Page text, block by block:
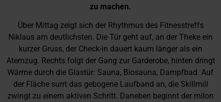
zu machen.
Über Mittag zeigt sich der Rhythmus des Fitnesstreffs
Niklaus am deutlichsten. Die Tür geht auf, an der Theke ein
kurzer Gruss, der Check-in dauert kaum länger als ein
Atemzug. Rechts folgt der Gang zur Garderobe, hinten dringt
Wärme durch die Glastür: Sauna, Biosauna, Dampfbad. Auf
der Fläche surrt das gebogene Laufband an, die Skillmill
zwingt zu einem aktiven Schritt. Daneben beginnt der milon